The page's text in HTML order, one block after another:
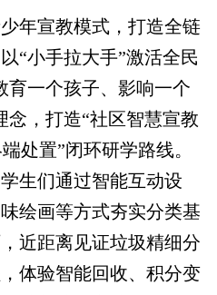
宣教模式，打造全链
“小手拉大手”激活全民
育一个孩子、影响一个
念，打造“社区智慧宣教
处置”闭环研学路线。
生们通过智能互动设
绘画等方式夯实分类基
近距离见证垃圾精细分
体验智能回收、积分变